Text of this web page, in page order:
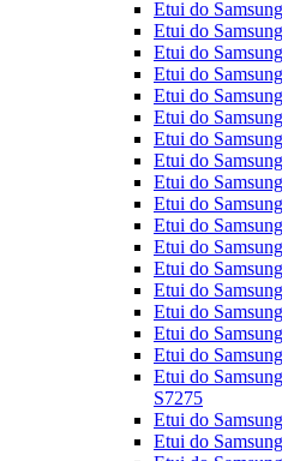
Etui do
Etui do
Etui do
Etui do
Etui do
Etui do
Etui do
Etui do
Etui do
Etui do
Etui do
Etui do
Etui do
Etui do
Etui do
Etui do
Etui do
Etui do
S7275
Etui do
Etui do